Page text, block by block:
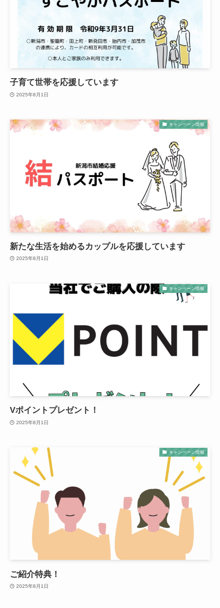
子育て世帯を応援しています
2025年8月1日
キャンペーン情報
新たな生活を始めるカップルを応援しています
2025年8月1日
キャンペーン情報
Vポイントプレゼント！
2025年8月1日
キャンペーン情報
ご紹介特典！
2025年8月1日